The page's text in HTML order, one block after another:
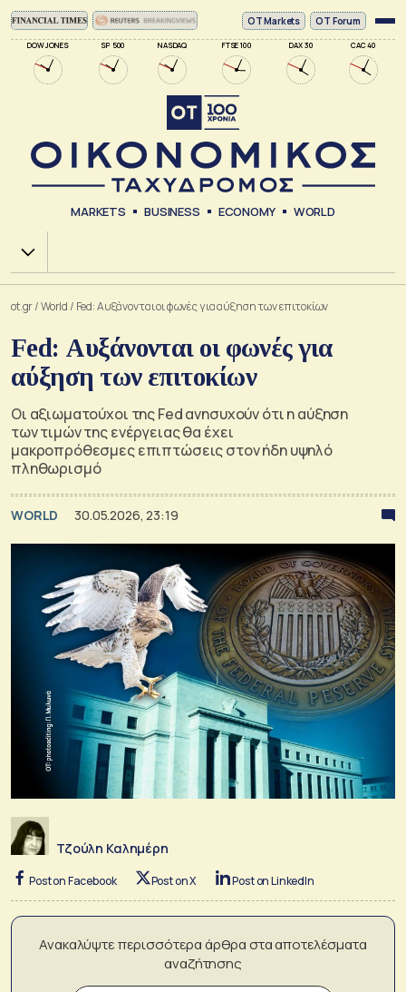
DOW JONES SP 500 NASDAQ FTSE 100 DAX 30 CAC 40
ΟΤ Markets OT Forum
MARKETS BUSINESS ECONOMY WORLD
Χ.Α.
ot.gr/World / Fed: Αυξάνονται οι φωνές για αύξηση των επιτοκίων
Fed: Αυξάνονται οι φωνές για
αύξηση των επιτοκίων
Οι αξιωματούχοι της Fed ανησυχούν ότι η αύξηση
των τιμών της ενέργειας θα έχει
μακροπρόθεσμες επιπτώσεις στον ήδη υψηλό
πληθωρισμό
WORLD 30.05.2026, 23:19
Τζούλη Καλημέρη
Post on Facebook Post on X Post on LinkedIn
Ανακαλύψτε περισσότερα άρθρα στα αποτελέσματα
αναζήτησης